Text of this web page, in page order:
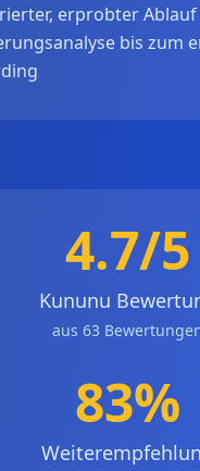
erprobter
bis zum
4.7/5
Kununu
aus 63
83%